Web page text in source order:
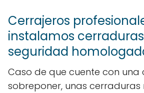
Cerrajeros
instalamos
seguridad
Caso de que cuente con
sobreponer, unas